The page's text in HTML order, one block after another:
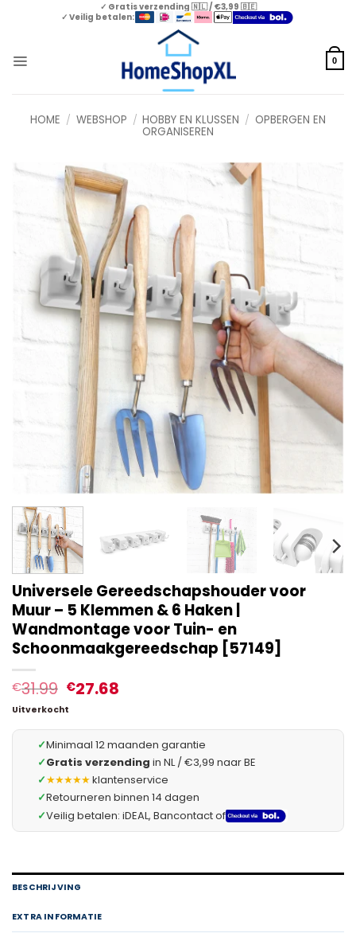
✓ Gratis verzending 🇳🇱 / €3,99 🇧🇪
✓ Veilig betalen:
0
HOME / WEBSHOP / HOBBY EN KLUSSEN / OPBERGEN EN
ORGANISEREN
Universele Gereedschapshouder voor
Muur – 5 Klemmen & 6 Haken |
Wandmontage voor Tuin- en
Schoonmaakgereedschap [57149]
€31.99 €27.68
Uitverkocht
✓Minimaal 12 maanden garantie
✓Gratis verzending in NL / €3,99 naar BE
✓★★★★★klantenservice
✓Retourneren binnen 14 dagen
✓Veilig betalen: iDEAL, Bancontact of
BESCHRIJVING
EXTRA INFORMATIE